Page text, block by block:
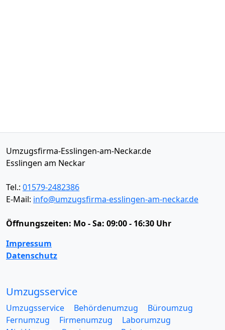
Umzugsfirma-Esslingen-am-Neckar.de
Esslingen am Neckar
Tel.: 01579-2482386
E-Mail: info@umzugsfirma-esslingen-am-neckar.de
Öffnungszeiten: Mo - Sa: 09:00 - 16:30 Uhr
Impressum
Datenschutz
Umzugsservice
Umzugsservice Behördenumzug
Büroumzug
Fernumzug
Firmenumzug
Laborumzug